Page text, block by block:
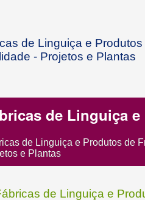
de Linguiça e
- Projetos e Plantas
de Linguiça
de Linguiça e Produtos de
e Plantas
de Linguiça e